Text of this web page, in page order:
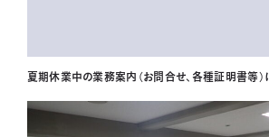
夏期休業中の業務案内（お問合せ、各種証明書等）